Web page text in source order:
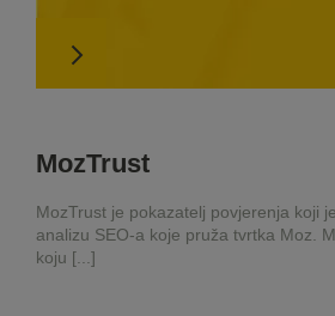
MozTrust
MozTrust je pokazatelj povjerenja koji
analizu SEO-a koje pruža tvrtka Moz.
koju [...]